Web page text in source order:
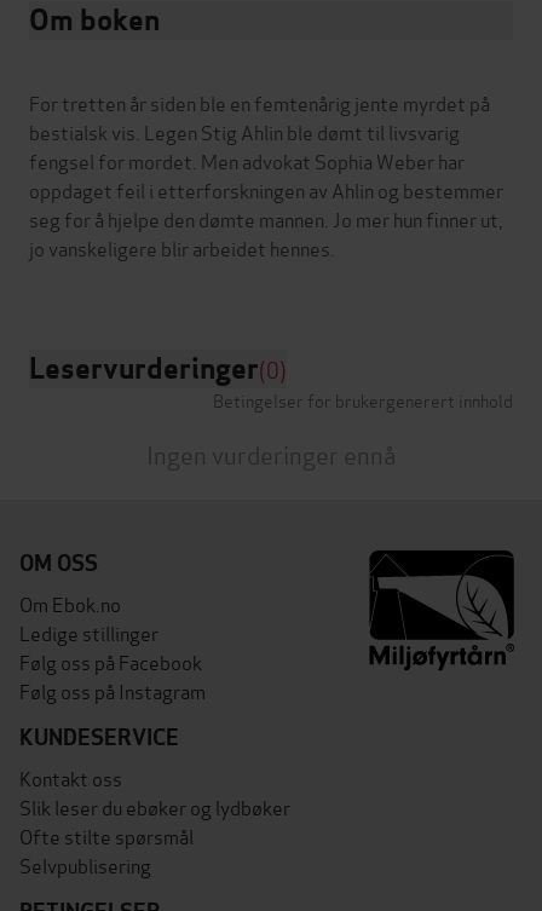
Om boken
For tretten år siden ble en femtenårig jente myrdet på
bestialsk vis. Legen Stig Ahlin ble dømt til livsvarig
fengsel for mordet. Men advokat Sophia Weber har
oppdaget feil i etterforskningen av Ahlin og bestemmer
seg for å hjelpe den dømte mannen. Jo mer hun finner ut,
jo vanskeligere blir arbeidet hennes.
Leservurderinger(0)
Betingelser for brukergenerert innhold
Ingen vurderinger ennå
OM OSS
Om Ebok.no
Ledige stillinger
Følg oss på Facebook
Følg oss på Instagram
KUNDESERVICE
Kontakt oss
Slik leser du ebøker og lydbøker
Ofte stilte spørsmål
Selvpublisering